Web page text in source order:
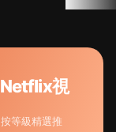
視
等級精選推